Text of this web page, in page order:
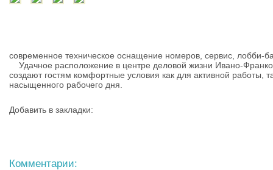
современное техническое оснащение номеров, сервис, лобби-
Удачное расположение в центре деловой жизни Ивано-
создают гостям комфортные условия как для активной работы,
насыщенного рабочего дня.
Добавить в закладки:
Комментарии: